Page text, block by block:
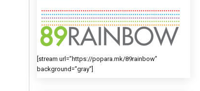
[stream url=”https://popara.mk/89rainbow”
background=”gray”]